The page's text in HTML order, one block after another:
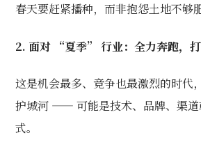
春天要赶紧播种，而非抱怨土地不够肥
2. 面对 “夏季” 行业：全力奔跑，
这是机会最多、竞争也最激烈的时代
护城河 —— 可能是技术、品牌、渠道
式。